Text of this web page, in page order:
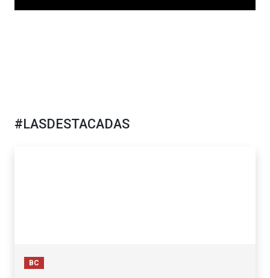
#LASDESTACADAS
BC